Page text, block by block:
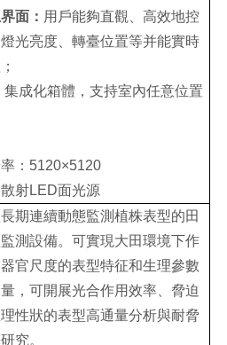
面： 用戶能夠直觀、高效地控
光亮度、轉臺位置等并能實時
集成化箱體，支持室內任意位置
：5120×5120
射LED面光源
期連續動態監測植株表型的田
測設備。可實現大田環境下作
官尺度的表型特征和生理參數
，可開展光合作用效率、脅迫
性狀的表型高通量分析與耐脅
究。